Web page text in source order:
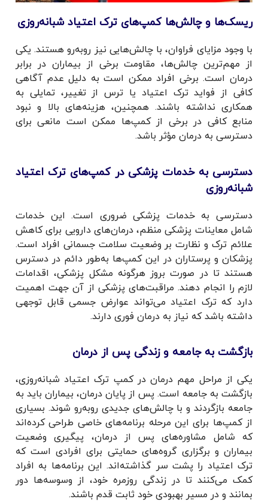
ریسک‌ها و چالش‌ها کمپ‌های ترک اعتیاد شبانه‌روزی
با وجود مزایای فراوان، با چالش‌هایی نیز روبه‌رو هستند. یکی
از مهم‌ترین چالش‌ها، مقاومت برخی از بیماران در برابر
درمان است. برخی افراد ممکن است به دلیل عدم آگاهی
کافی از فواید ترک اعتیاد یا ترس از تغییر، تمایلی به
همکاری نداشته باشند. همچنین، هزینه‌های بالا و نبود
منابع کافی در برخی از کمپ‌ها ممکن است مانعی برای
دسترسی به درمان مؤثر باشد.
دسترسی به خدمات پزشکی در کمپ‌های ترک اعتیاد
شبانه‌روزی
دسترسی به خدمات پزشکی ضروری است. این خدمات
شامل معاینات پزشکی منظم، درمان‌های دارویی برای کاهش
علائم ترک و نظارت بر وضعیت سلامت جسمانی افراد است.
پزشکان و پرستاران در این کمپ‌ها به‌طور دائم در دسترس
هستند تا در صورت بروز هرگونه مشکل پزشکی، اقدامات
لازم را انجام دهند. مراقبت‌های پزشکی از آن جهت اهمیت
دارد که ترک اعتیاد می‌تواند عوارض جسمی قابل توجهی
داشته باشد که نیاز به درمان فوری دارند.
بازگشت به جامعه و زندگی پس از درمان
یکی از مراحل مهم درمان در کمپ ترک اعتیاد شبانه‌روزی،
بازگشت به جامعه است. پس از پایان درمان، بیماران باید به
جامعه بازگردند و با چالش‌های جدیدی روبه‌رو شوند. بسیاری
از کمپ‌ها برای این مرحله برنامه‌های خاصی طراحی کرده‌اند
که شامل مشاوره‌های پس از درمان، پیگیری وضعیت
بیماران و برگزاری گروه‌های حمایتی برای افرادی است که
ترک اعتیاد را پشت سر گذاشته‌اند. این برنامه‌ها به افراد
کمک می‌کنند تا در زندگی روزمره خود، از وسوسه‌ها دور
بمانند و در مسیر بهبودی خود ثابت قدم باشند.